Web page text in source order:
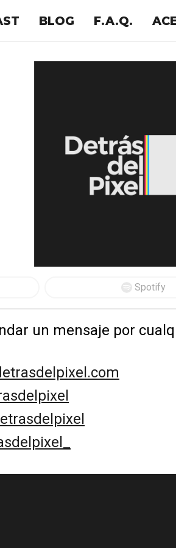
BLOG F.A.Q.
Spotify
un mensaje por